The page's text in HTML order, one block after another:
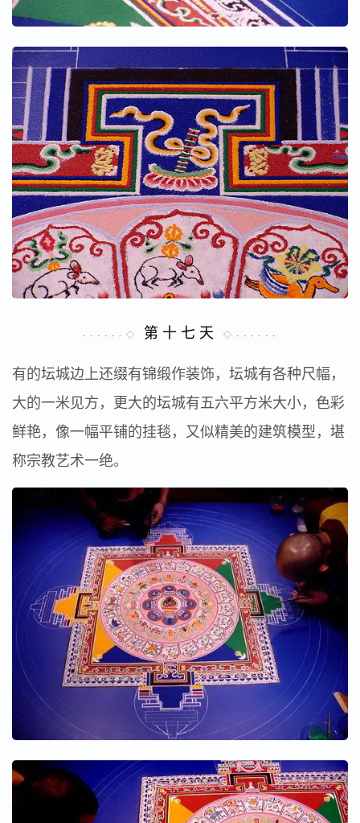
- - - - - - ◇ 第 十 七 天 ◇ - - - - - -
有的坛城边上还缀有锦缎作装饰，坛城有各种尺幅，
大的一米见方，更大的坛城有五六平方米大小，色彩
鲜艳，像一幅平铺的挂毯，又似精美的建筑模型，堪
称宗教艺术一绝。